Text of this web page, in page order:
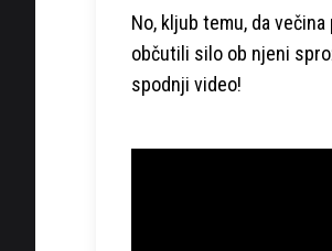
No, kljub temu, da
občutili silo ob njeni
spodnji video!